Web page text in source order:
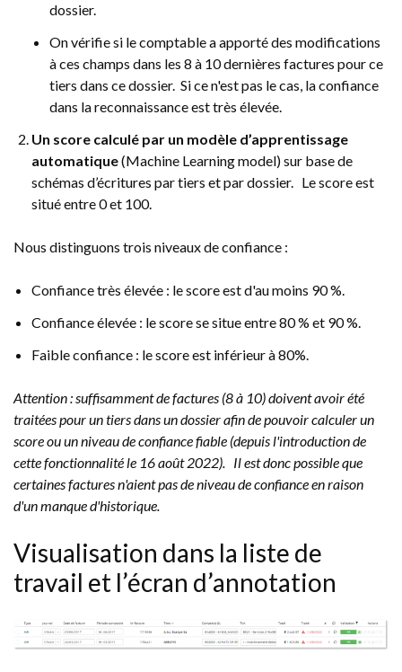
dossier.
On vérifie si le comptable a apporté des modifications
à ces champs dans les 8 à 10 dernières factures pour ce
tiers dans ce dossier. Si ce n'est pas le cas, la confiance
dans la reconnaissance est très élevée.
Un score calculé par un modèle d’apprentissage
automatique(Machine Learning model) sur base de
schémas d’écritures par tiers et par dossier. Le score est
situé entre 0 et 100.
Nous distinguons trois niveaux de confiance :
Confiance très élevée : le score est d'au moins 90 %.
Confiance élevée : le score se situe entre 80 % et 90 %.
Faible confiance : le score est inférieur à 80%.
Attention : suffisamment de factures (8 à 10) doivent avoir été
traitées pour un tiers dans un dossier afin de pouvoir calculer un
score ou un niveau de confiance fiable (depuis l'introduction de
cette fonctionnalité le 16 août 2022). Il est donc possible que
certaines factures n'aient pas de niveau de confiance en raison
d'un manque d'historique.
Visualisation dans la liste de
travail et l’écran d’annotation